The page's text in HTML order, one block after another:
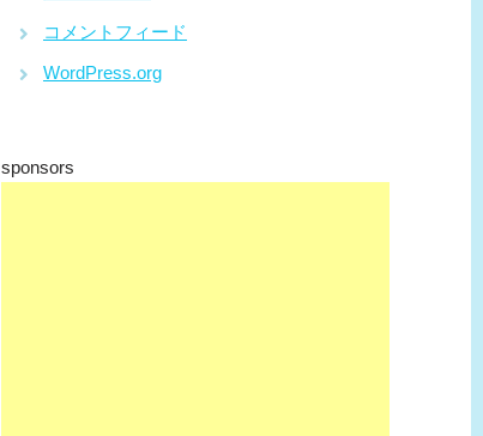
コメントフィード
WordPress.org
sponsors